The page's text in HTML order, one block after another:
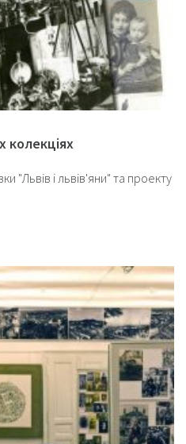
колекціях
"Львів і львів'яни" та проекту